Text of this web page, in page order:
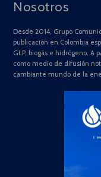
Nosotros
Desde 2014, Grupo
publicación en Colombia
GLP, biogás e hidrógeno. A
como medio de difusión
cambiante mundo de la